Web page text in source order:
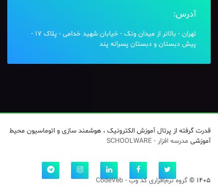
آدرس:
تهران - بالاتر از میدان ونک - خیابان شهید خدامی - پلاک 17 -
پیش دبستان و دبستان پسرانه پند
قدرت گرفته از پرتال آموزش الکترونیک ، هوشمند سازی و اتوماسیون محیط
آموزشی مدرسه افزار - SCHOOLWARE
1405 © گروه نرم‌افزاری کد وب - CodeVeb